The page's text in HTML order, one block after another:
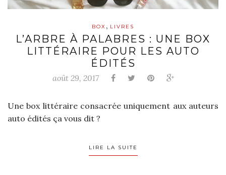
BOX , LIVRES
L’ARBRE À PALABRES : UNE BOX
LITTÉRAIRE POUR LES AUTO
ÉDITÉS
août 29, 2017
Une box littéraire consacrée uniquement aux auteurs
auto édités ça vous dit ?
LIRE LA SUITE